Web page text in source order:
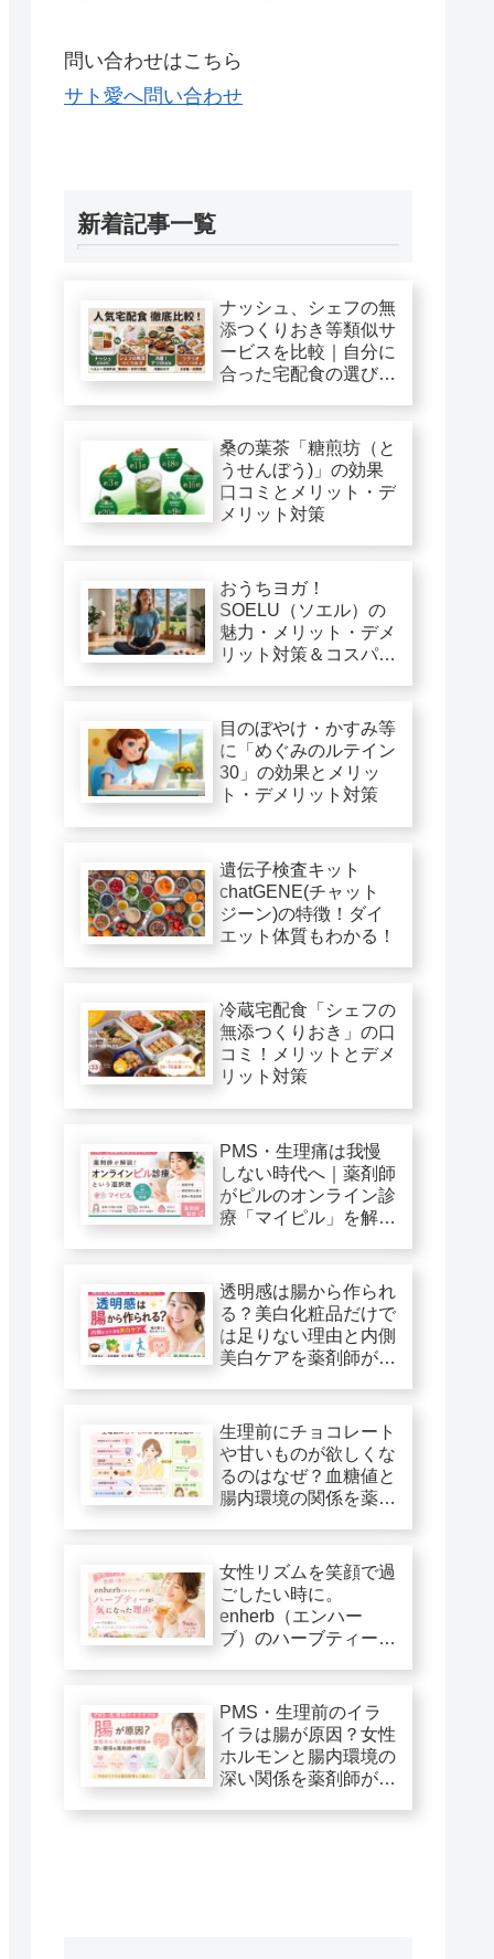
問い合わせはこちら
サト愛へ問い合わせ
新着記事一覧
ナッシュ、シェフの無
添つくりおき等類似サ
ービスを比較｜自分に
合った宅配食の選び
桑の葉茶「糖煎坊（と
うせんぼう)」の効果
口コミとメリット・デ
メリット対策
おうちヨガ！
SOELU（ソエル）の
魅力・メリット・デメ
リット対策＆コスパ徹
目のぼやけ・かすみ等
に「めぐみのルテイン
30」の効果とメリッ
ト・デメリット対策
遺伝子検査キット
chatGENE(チャット
ジーン)の特徴！ダイ
エット体質もわかる！
冷蔵宅配食「シェフの
無添つくりおき」の口
コミ！メリットとデメ
リット対策
PMS・生理痛は我慢
しない時代へ｜薬剤師
がピルのオンライン診
療「マイピル」を解
透明感は腸から作られ
る？美白化粧品だけで
は足りない理由と内側
美白ケアを薬剤師が解
生理前にチョコレート
や甘いものが欲しくな
るのはなぜ？血糖値と
腸内環境の関係を薬剤
女性リズムを笑顔で過
ごしたい時に。
enherb（エンハー
ブ）のハーブティーが
PMS・生理前のイラ
イラは腸が原因？女性
ホルモンと腸内環境の
深い関係を薬剤師が解